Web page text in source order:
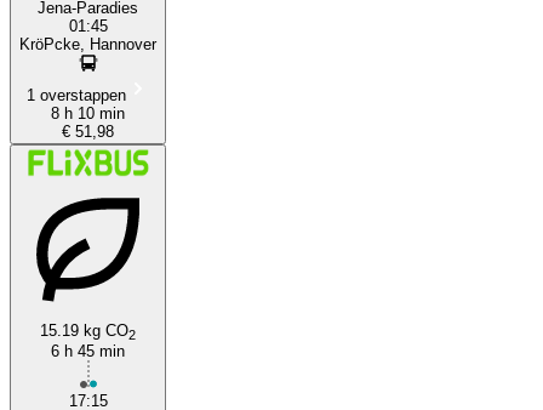
Jena-Paradies
01:45
KröPcke, Hannover
1 overstappen
8 h 10 min
€ 51,98
15.19 kg CO2
6 h 45 min
17:15